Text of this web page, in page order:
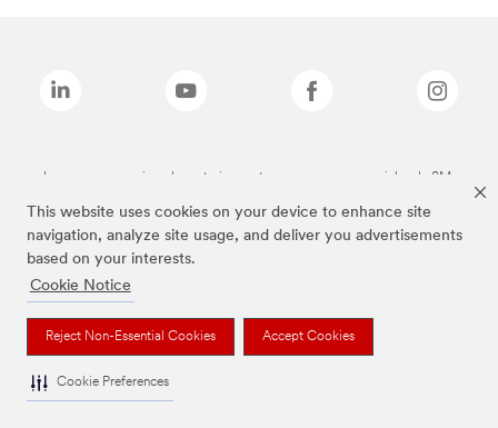
This website uses cookies on your device to enhance site
navigation, analyze site usage, and deliver you advertisements
based on your interests.
Cookie Notice
Reject Non-Essential Cookies Accept Cookies
Cookie Preferences
Las marcas mencionadas anteriormente son marcas comerciales de 3M.